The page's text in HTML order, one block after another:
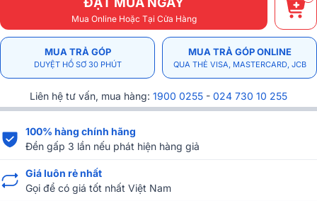
Mua Online Hoặc Tại Cửa Hàng
MUA TRẢ GÓP
DUYỆT HỒ SƠ 30 PHÚT
MUA TRẢ GÓP ONLINE
QUA THẺ VISA, MASTERCARD, JCB
Liên hệ tư vấn, mua hàng: 1900 0255 - 024 730 10 255
100% hàng chính hãng
Đền gấp 3 lần nếu phát hiện hàng giả
Giá luôn rẻ nhất
Gọi để có giá tốt nhất Việt Nam